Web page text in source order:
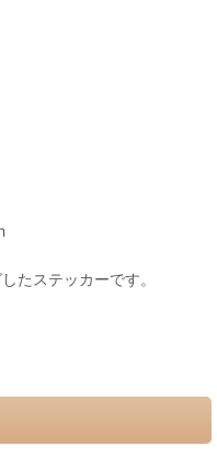
たステッカーです。